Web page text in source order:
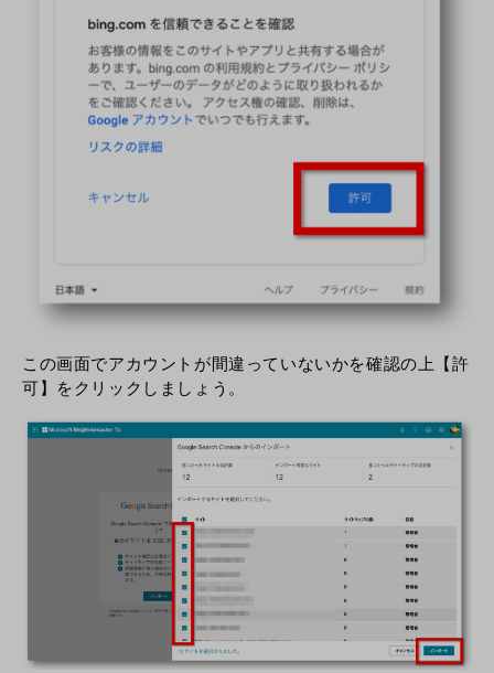
この画面でアカウントが間違っていないかを確認の上【許
可】をクリックしましょう。